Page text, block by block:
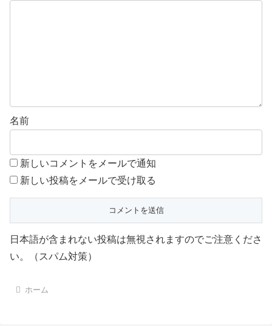
名前
新しいコメントをメールで通知
新しい投稿をメールで受け取る
日本語が含まれない投稿は無視されますのでご注意くださ
い。（スパム対策）
ホーム